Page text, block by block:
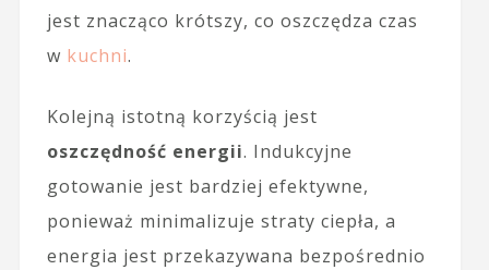
jest znacząco krótszy, co oszczędza czas
w kuchni.
Kolejną istotną korzyścią jest
oszczędność energii. Indukcyjne
gotowanie jest bardziej efektywne,
ponieważ minimalizuje straty ciepła, a
energia jest przekazywana bezpośrednio